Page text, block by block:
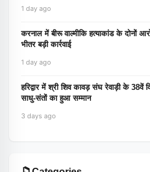
1 day ago
करनाल में बीरू वाल्मीकि हत्याकांड के दोनों
भीतर बड़ी कार्रवाई
1 day ago
हरिद्वार में श्री शिव कावड़ संघ रेवाड़ी के 38वें
साधु-संतों का हुआ सम्मान
3 days ago